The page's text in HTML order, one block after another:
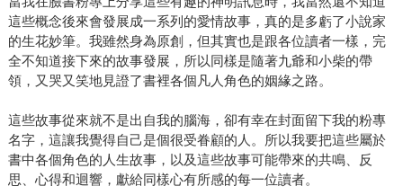
這些概念後來會發展成一系列的愛情故事，真的是多虧了小說家
的生花妙筆。我雖然身為原創，但其實也是跟各位讀者一樣，完
全不知道接下來的故事發展，所以同樣是隨著九爺和小柴的帶
領，又哭又笑地見證了書裡各個凡人角色的姻緣之路。
這些故事從來就不是出自我的腦海，卻有幸在封面留下我的粉專
名字，這讓我覺得自己是個很受眷顧的人。所以我要把這些屬於
書中各個角色的人生故事，以及這些故事可能帶來的共鳴、反
思、心得和迴響，獻給同樣心有所感的每一位讀者。